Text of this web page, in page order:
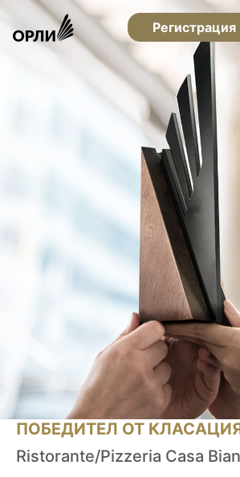
Регистрация
ПОБЕДИТЕЛ ОТ
Ristorante/Pizzeria Casa